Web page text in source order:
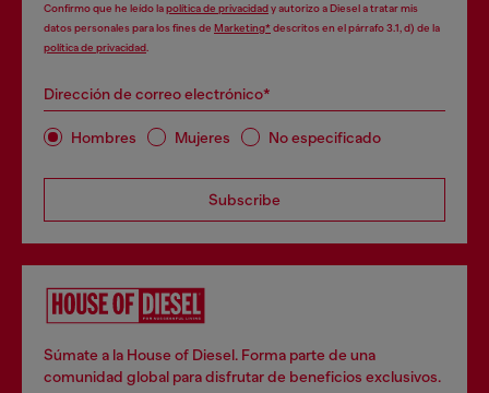
Confirmo que he leído lapolítica de privacidady autorizo a Diesel a tratar mis
datos personales para los fines de Marketing*descritos en el párrafo 3.1, d) de la
política de privacidad.
Dirección de correo electrónico*
Hombres Mujeres No especificado
Subscribe
Súmate a la House of Diesel. Forma parte de una
comunidad global para disfrutar de beneficios exclusivos.